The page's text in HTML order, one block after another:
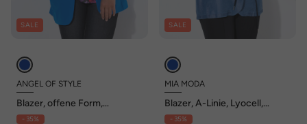
SALE
ANGEL OF STYLE
Blazer, offene Form,
Reverskragen, Langarm
- 35%
SALE
MIA MODA
Blazer, A-Linie, Lyocell,
Taillen-Tunnelzug
- 35%